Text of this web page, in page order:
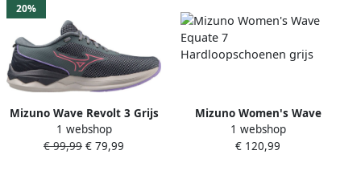
20%
Mizuno Wave Revolt 3 Grijs
Hardloopschoenen Dames
1 webshop
€ 99,99 € 79,99
Mizuno Women's Wave
Equate 7 Hardloopschoenen
grijs
1 webshop
€ 120,99